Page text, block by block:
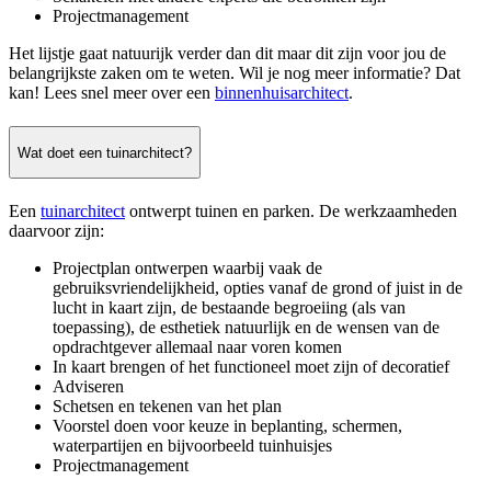
Projectmanagement
Het lijstje gaat natuurijk verder dan dit maar dit zijn voor jou de
belangrijkste zaken om te weten. Wil je nog meer informatie? Dat
kan! Lees snel meer over een binnenhuisarchitect.
Wat doet een tuinarchitect?
Een tuinarchitect ontwerpt tuinen en parken. De werkzaamheden
daarvoor zijn:
Projectplan ontwerpen waarbij vaak de
gebruiksvriendelijkheid, opties vanaf de grond of juist in de
lucht in kaart zijn, de bestaande begroeiing (als van
toepassing), de esthetiek natuurlijk en de wensen van de
opdrachtgever allemaal naar voren komen
In kaart brengen of het functioneel moet zijn of decoratief
Adviseren
Schetsen en tekenen van het plan
Voorstel doen voor keuze in beplanting, schermen,
waterpartijen en bijvoorbeeld tuinhuisjes
Projectmanagement